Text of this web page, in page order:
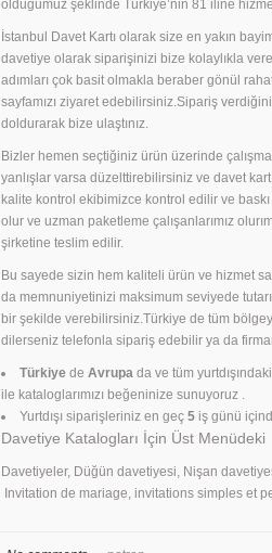
olduğumuz şeklinde Türkiye’nin 81 iline
İstanbul Davet Kartı olarak size en yakın
davetiye olarak siparişinizi bize kolaylıkla
adımları çok basit olmakla beraber gönül
sayfamızı ziyaret edebilirsiniz.Sipariş
doldurarak bize ulaştınız.
Bizler hemen seçtiğiniz ürün üzerinde
yanlışlar varsa düzelttirebilirsiniz ve davet
kalite kontrol ekibimizce kontrol edilir ve baskı
olur ve uzman paketleme çalışanlarımız
şirketine teslim edilir.
Bu sayede sizin hem kaliteli ürün ve hizmet
da memnuniyetinizi maksimum seviyede
bir şekilde verebilirsiniz.Türkiye de tüm
dilerseniz telefonla sipariş edebilir ya da
Türkiye de Avrupa da ve tüm
ile kataloglarımızı beğeninize sunuyoruz .
Yurtdışı siparişleriniz en geç 5 iş günü
Davetiye Katalogları İçin Üst
Davetiyeler, Düğün davetiyesi, Nişan
Invitation de mariage, invitations simples et